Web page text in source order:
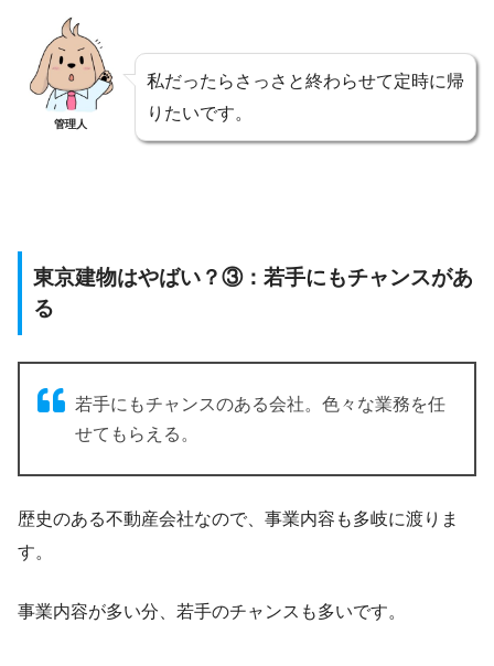
管理人
私だったらさっさと終わらせて定時に帰
りたいです。
東京建物はやばい？③：若手にもチャンスがあ
る
若手にもチャンスのある会社。色々な業務を任
せてもらえる。
歴史のある不動産会社なので、事業内容も多岐に渡りま
す。
事業内容が多い分、若手のチャンスも多いです。